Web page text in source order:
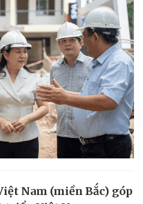
Nam (miền Bắc) góp